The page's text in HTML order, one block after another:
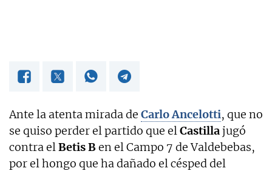
Ante la atenta mirada de Carlo Ancelotti, que no
se quiso perder el partido que elCastillajugó
contra elBetis B en el Campo 7 de Valdebebas,
por el hongo que ha dañado el césped del